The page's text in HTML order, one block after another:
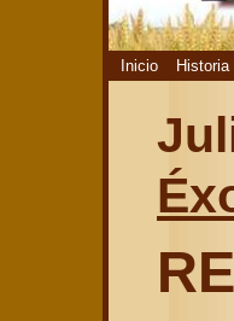
Inicio Historia